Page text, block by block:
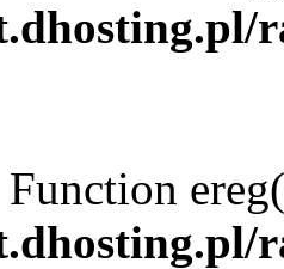
Function